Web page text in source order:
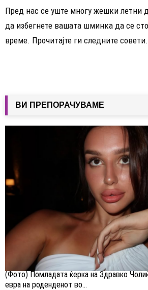
Пред нас се уште многу жешки летни
да избегнете вашата шминка да се
време. Прочитајте ги следните
ВИ ПРЕПОРАЧУВАМЕ
(Фото) Помладата ќерка на Здравко
евра на роденденот во...